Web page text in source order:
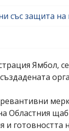
със защита
Ямбол,
Областния
и